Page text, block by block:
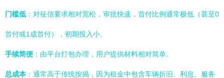
门槛低 ：对征信要求相对宽松，审批快速，首付比例通常极低（甚至0
首付或1成首付），初期投入小。
手续简便 ：由平台打包办理，用户提供材料相对简单。
总成本：通常高于传统按揭，因为租金中包含车辆折旧、利息、服务